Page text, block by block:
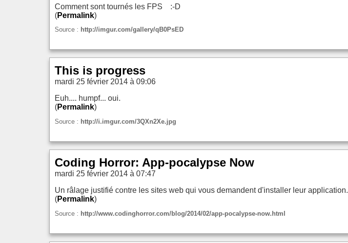
Comment sont tournés les FPS :-D
(Permalink)
Source : http://imgur.com/gallery/qB0PsED
This is progress
mardi 25 février 2014 à 09:06
Euh.... humpf... oui.
(Permalink)
Source : http://i.imgur.com/3QXn2Xe.jpg
Coding Horror: App-pocalypse Now
mardi 25 février 2014 à 07:47
Un râlage justifié contre les sites web qui vous demandent d'installer leur application.
(Permalink)
Source : http://www.codinghorror.com/blog/2014/02/app-pocalypse-now.html